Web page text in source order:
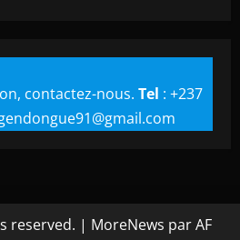
contactez-nous. Tel : +237
reserved. | MoreNews par AF